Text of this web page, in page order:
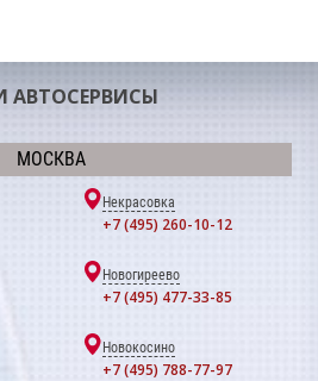
АВТОСЕРВИСЫ
МОСКВА
Некрасовка
+7 (495) 260-10-12
Новогиреево
+7 (495) 477-33-85
Новокосино
+7 (495) 788-77-97